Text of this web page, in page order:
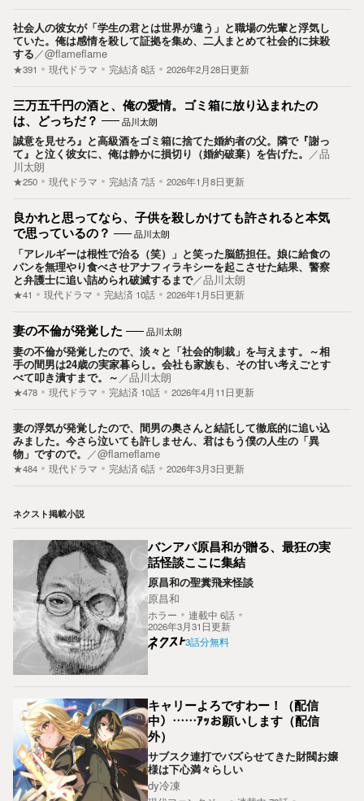
社会人の彼女が「学生の君とは世界が違う」と職場の先輩と浮気し
ていた。俺は感情を殺して証拠を集め、二人まとめて社会的に抹殺
する／@flameflame
★391 現代ドラマ 完結済8話 2026年2月28日更新
三万五千円の酒と、俺の愛情。ゴミ箱に放り込まれたの
は、どっちだ？
品川太朗
誠意を見せろ』と高級酒をゴミ箱に捨てた婚約者の父。隣で『謝っ
て』と泣く彼女に、俺は静かに損切り（婚約破棄）を告げた。 ／品
川太朗
★250 現代ドラマ 完結済7話 2026年1月8日更新
良かれと思ってなら、子供を殺しかけても許されると本気
で思っているの？
品川太朗
「アレルギーは根性で治る（笑）」と笑った脳筋担任。娘に給食の
パンを無理やり食べさせアナフィラキシーを起こさせた結果、警察
と弁護士に追い詰められ破滅するまで／品川太朗
★41 現代ドラマ 完結済 10話 2026年1月5日更新
妻の不倫が発覚した 品川太朗
妻の不倫が発覚したので、淡々と「社会的制裁」を与えます。～相
手の間男は24歳の実家暮らし。会社も家族も、その甘い考えごとす
べて叩き潰すまで。～ ／品川太朗
★478 現代ドラマ 完結済 10話 2026年4月11日更新
妻の浮気が発覚したので、間男の奥さんと結託して徹底的に追い込
みました。今さら泣いても許しません、君はもう僕の人生の「異
物」ですので。 ／@flameflame
★484 現代ドラマ 完結済6話 2026年3月3日更新
ネクスト掲載小説
バンアパ原昌和が贈る、最狂の実
話怪談ここに集結
原昌和の聖糞飛来怪談
原昌和
ホラー 連載中 6話
2026年3月31日更新
3話分無料
キャリーよろですわー！（配信
中）……ｱｯお願いします（配信
外）
サブスク連打でバズらせてきた財閥お嬢
様は下心満々らしい
dy冷凍